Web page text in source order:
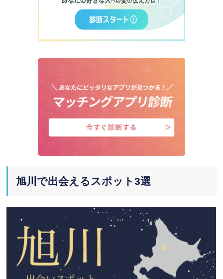
旭川での出会いに関するまとめ
旭川で出会えるスポット3選